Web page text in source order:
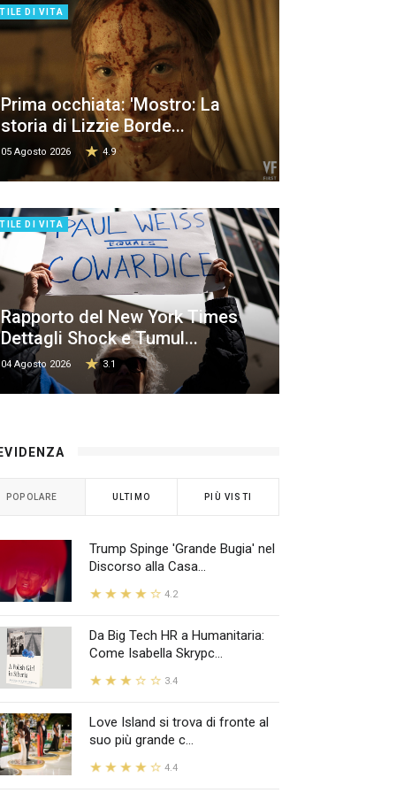
DI VITA
Prima occhiata: 'Mostro: La
storia di Lizzie Borde...
05 Agosto 2026 4.9
DI VITA
Rapporto del New York Times
Dettagli Shock e Tumul...
04 Agosto 2026 3.1
POPOLARE ULTIMO PIÙ VISTI
Trump Spinge 'Grande Bugia' nel
Discorso alla Casa...
4.2
Da Big Tech HR a Humanitaria:
Come Isabella Skrypc...
3.4
Love Island si trova di fronte al
suo più grande c...
4.4